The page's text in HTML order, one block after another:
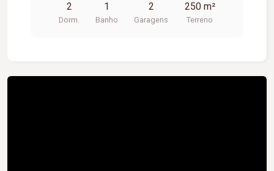
2
Dorm.
1
Banho
2
Garagens
250 m²
Terreno